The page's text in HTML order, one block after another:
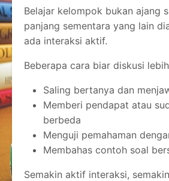
Belajar kelompok bukan ajang
panjang sementara yang lain
ada interaksi aktif.
Beberapa cara biar diskusi
Saling bertanya dan
Memberi pendapat atau
berbeda
Menguji pemahaman
Membahas contoh soal
Semakin aktif interaksi,